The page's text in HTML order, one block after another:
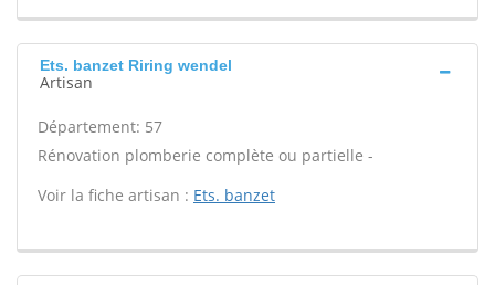
Ets. banzet Riring wendel
Artisan
Département: 57
Rénovation plomberie complète ou partielle -
Voir la fiche artisan : Ets. banzet